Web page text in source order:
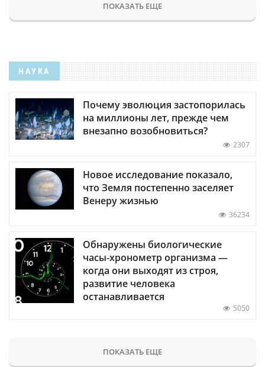
ПОКАЗАТЬ ЕЩЕ
НАУКА
Почему эволюция застопорилась
на миллионы лет, прежде чем
внезапно возобновиться?
2307
Новое исследование показало,
что Земля постепенно заселяет
Венеру жизнью
36234
Обнаружены биологические
часы-хронометр организма —
когда они выходят из строя,
развитие человека
останавливается
5050
ПОКАЗАТЬ ЕЩЕ